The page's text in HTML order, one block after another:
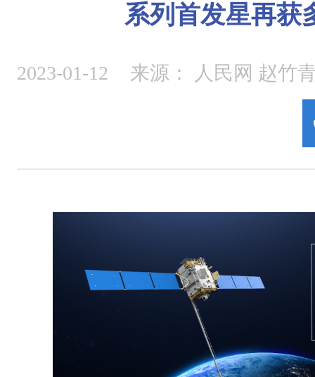
系列首发星再获
2023-01-12 来源： 人民网 赵竹